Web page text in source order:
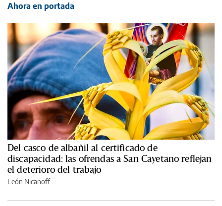
Ahora en portada
Del casco de albañil al certificado de
discapacidad: las ofrendas a San Cayetano reflejan
el deterioro del trabajo
León Nicanoff